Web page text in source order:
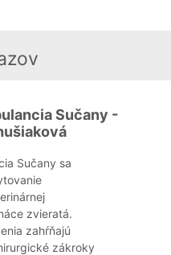
Sučany -
Sučany sa
zvieratá.
zahŕňajú
zákroky